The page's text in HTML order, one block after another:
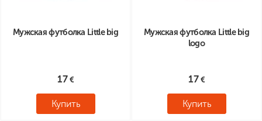
Мужская футболка Little big
17
Купить
Мужская футболка Little big
logo
17
Купить